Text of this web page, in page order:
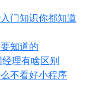
门知识你都知道
知道的
理有啥区别
不看好小程序